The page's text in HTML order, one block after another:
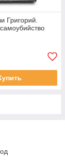
Григорий.